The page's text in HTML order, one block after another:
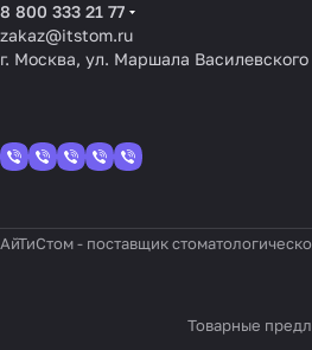
8 800 333 21 77
zakaz@itstom.ru
г. Москва, ул. Маршала Василевского
АйТиСтом - поставщик
Товарные